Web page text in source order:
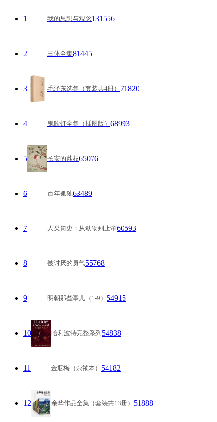
1 我的思想与观念131556
2 三体全集81445
3 毛泽东选集（套装共4册） 71820
4 鬼吹灯全集（插图版） 68993
5 长安的荔枝65076
6 百年孤独63489
7 人类简史：从动物到上帝60593
8 被讨厌的勇气55768
9 明朝那些事儿（1-9） 54915
10 哈利波特完整系列 54838
11 金瓶梅（崇祯本） 54182
12 余华作品全集（套装共13册） 51888